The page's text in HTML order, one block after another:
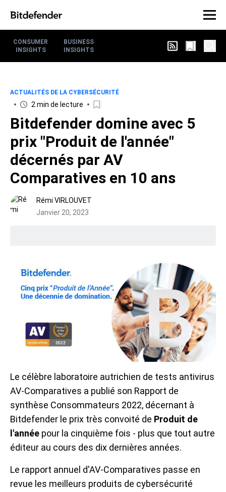
CONSUMER
INSIGHTS
BUSINESS
INSIGHTS
ACTUALITÉS DE LA CYBERSÉCURITÉ
2 min de lecture
Bitdefender domine avec 5
prix "Produit de l'année"
décernés par AV
Comparatives en 10 ans
Rémi VIRLOUVET
Janvier 20, 2023
Le célèbre laboratoire autrichien de tests antivirus
AV-Comparatives a publié son Rapport de
synthèse Consommateurs 2022, décernant à
Bitdefender le prix très convoité de Produit de
l'année pour la cinquième fois - plus que tout autre
éditeur au cours des dix dernières années.
Le rapport annuel d'AV-Comparatives passe en
revue les meilleurs produits de cybersécurité